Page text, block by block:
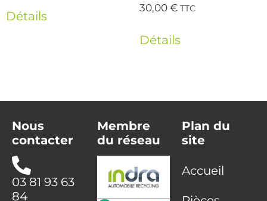
Détails
30,00€ TTC
Détails
Nous
contacter
03 81 93 63
84
Membre
du réseau
Plan du
site
Accueil